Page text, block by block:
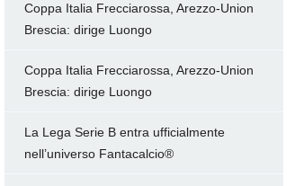
Coppa Italia Frecciarossa, Arezzo-Union
Brescia: dirige Luongo
Coppa Italia Frecciarossa, Arezzo-Union
Brescia: dirige Luongo
La Lega Serie B entra ufficialmente
nell’universo Fantacalcio®